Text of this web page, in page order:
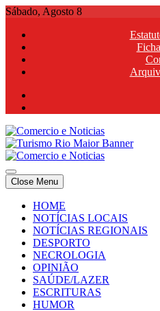
Skip
content
Sábado, Agosto 8
Comercio e Noticias
Notícias e Publicidade Online
Comercio e Noticias
Notícias e Publicidade Online
Close Menu
HOME
NOTÍCIAS LOCAIS
NOTÍCIAS REGIONAIS
DESPORTO
NECROLOGIA
OPINIÃO
SAÚDE/LAZER
ESCRITURAS
HUMOR